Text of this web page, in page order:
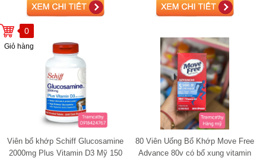
0
Giỏ hàng
Viên bổ khớp Schiff Glucosamine
2000mg Plus Vitamin D3 Mỹ 150
80 Viên Uống Bổ Khớp Move Free
Advance 80v có bổ xung vitamin